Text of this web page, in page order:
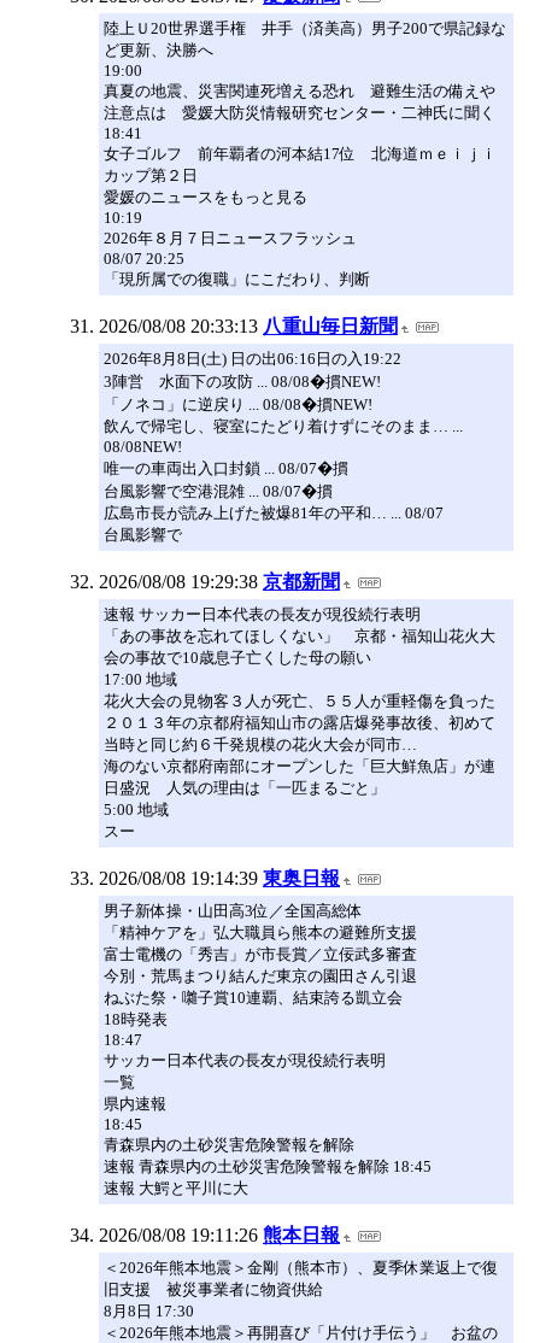
陸上Ｕ20世界選手権 井手（済美高）男子200で県記録な
ど更新、決勝へ
19:00
真夏の地震、災害関連死増える恐れ 避難生活の備えや
注意点は 愛媛大防災情報研究センター・二神氏に聞く
18:41
女子ゴルフ 前年覇者の河本結17位 北海道ｍｅｉｊｉ
カップ第２日
愛媛のニュースをもっと見る
10:19
2026年８月７日ニュースフラッシュ
08/07 20:25
「現所属での復職」にこだわり、判断
2026/08/08 20:33:13 八重山毎日新聞
2026年8月8日(土) 日の出06:16日の入19:22
3陣営 水面下の攻防 ... 08/08�摜NEW!
「ノネコ」に逆戻り ... 08/08�摜NEW!
飲んで帰宅し、寝室にたどり着けずにそのまま… ...
08/08NEW!
唯一の車両出入口封鎖 ... 08/07�摜
台風影響で空港混雑 ... 08/07�摜
広島市長が読み上げた被爆81年の平和… ... 08/07
台風影響で
2026/08/08 19:29:38 京都新聞
速報 サッカー日本代表の長友が現役続行表明
「あの事故を忘れてほしくない」 京都・福知山花火大
会の事故で10歳息子亡くした母の願い
17:00 地域
花火大会の見物客３人が死亡、５５人が重軽傷を負った
２０１３年の京都府福知山市の露店爆発事故後、初めて
当時と同じ約６千発規模の花火大会が同市…
海のない京都府南部にオープンした「巨大鮮魚店」が連
日盛況 人気の理由は「一匹まるごと」
5:00 地域
スー
2026/08/08 19:14:39 東奥日報
男子新体操・山田高3位／全国高総体
「精神ケアを」弘大職員ら熊本の避難所支援
富士電機の「秀吉」が市長賞／立佞武多審査
今別・荒馬まつり結んだ東京の園田さん引退
ねぶた祭・囃子賞10連覇、結束誇る凱立会
18時発表
18:47
サッカー日本代表の長友が現役続行表明
一覧
県内速報
18:45
青森県内の土砂災害危険警報を解除
速報 青森県内の土砂災害危険警報を解除 18:45
速報 大鰐と平川に大
2026/08/08 19:11:26 熊本日報
＜2026年熊本地震＞金剛（熊本市）、夏季休業返上で復
旧支援 被災事業者に物資供給
8月8日 17:30
＜2026年熊本地震＞再開喜び「片付け手伝う」 お盆の